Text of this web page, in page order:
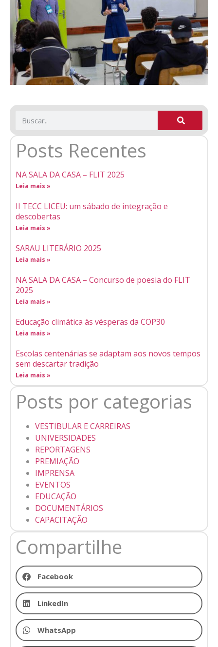
Posts Recentes
NA SALA DA CASA – FLIT 2025
Leia mais »
II TECC LICEU: um sábado de integração e
descobertas
Leia mais »
SARAU LITERÁRIO 2025
Leia mais »
NA SALA DA CASA – Concurso de poesia do FLIT
2025
Leia mais »
Educação climática às vésperas da COP30
Leia mais »
Escolas centenárias se adaptam aos novos tempos
sem descartar tradição
Leia mais »
Posts por categorias
VESTIBULAR E CARREIRAS
UNIVERSIDADES
REPORTAGENS
PREMIAÇÃO
IMPRENSA
EVENTOS
EDUCAÇÃO
DOCUMENTÁRIOS
CAPACITAÇÃO
Compartilhe
Facebook
LinkedIn
WhatsApp